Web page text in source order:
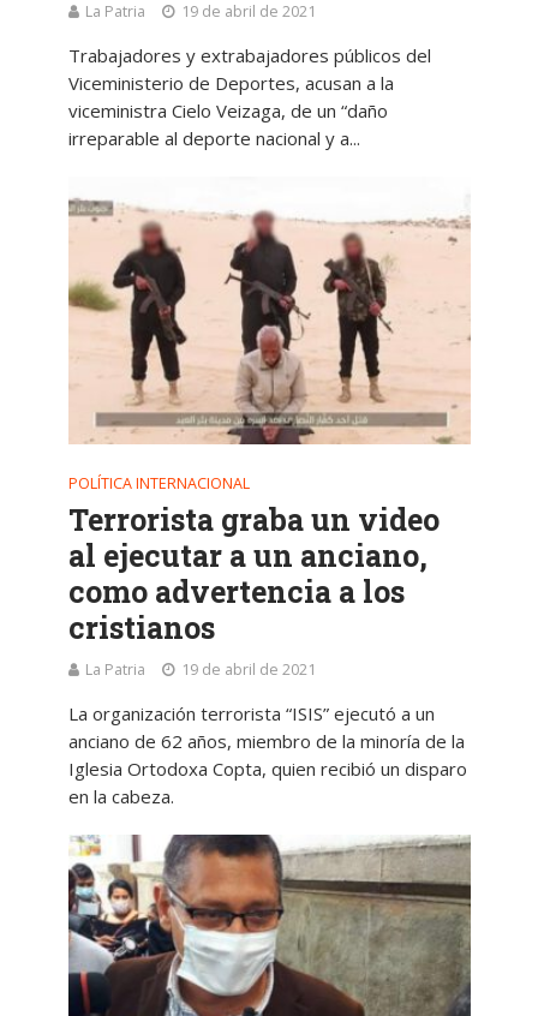
La Patria 19 de abril de 2021
Trabajadores y extrabajadores públicos del
Viceministerio de Deportes, acusan a la
viceministra Cielo Veizaga, de un “daño
irreparable al deporte nacional y a...
POLÍTICA INTERNACIONAL
Terrorista graba un video
al ejecutar a un anciano,
como advertencia a los
cristianos
La Patria 19 de abril de 2021
La organización terrorista “ISIS” ejecutó a un
anciano de 62 años, miembro de la minoría de la
Iglesia Ortodoxa Copta, quien recibió un disparo
en la cabeza.